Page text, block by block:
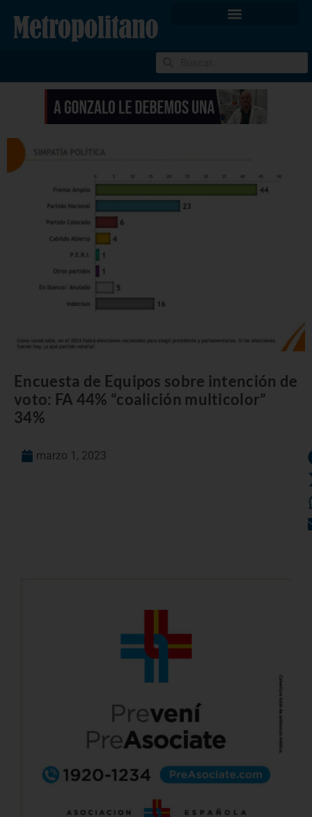
Encuesta de Equipos sobre intención de
voto: FA 44% “coalición multicolor”
34%
marzo 1, 2023